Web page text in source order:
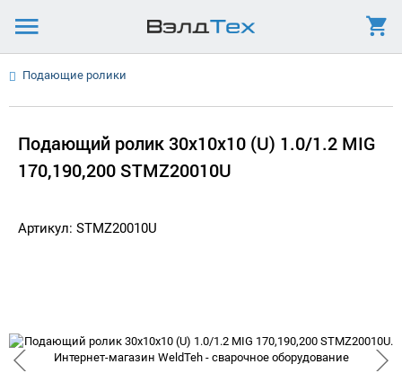
Подающие ролики
Подающий ролик 30х10х10 (U) 1.0/1.2 MIG
170,190,200 STMZ20010U
Артикул: STMZ20010U